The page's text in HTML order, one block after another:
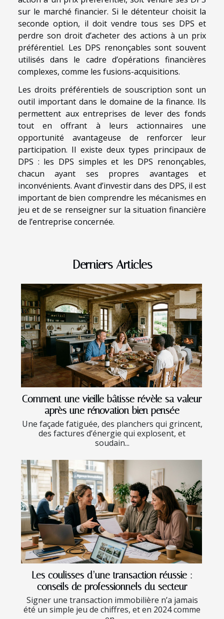
sur le marché financier. Si le détenteur choisit la
seconde option, il doit vendre tous ses DPS et
perdre son droit d’acheter des actions à un prix
préférentiel. Les DPS renonçables sont souvent
utilisés dans le cadre d’opérations financières
complexes, comme les fusions-acquisitions.
Les droits préférentiels de souscription sont un
outil important dans le domaine de la finance. Ils
permettent aux entreprises de lever des fonds
tout en offrant à leurs actionnaires une
opportunité avantageuse de renforcer leur
participation. Il existe deux types principaux de
DPS : les DPS simples et les DPS renonçables,
chacun ayant ses propres avantages et
inconvénients. Avant d’investir dans des DPS, il est
important de bien comprendre les mécanismes en
jeu et de se renseigner sur la situation financière
de l’entreprise concernée.
Derniers Articles
Comment une vieille bâtisse révèle sa valeur
après une rénovation bien pensée
Une façade fatiguée, des planchers qui grincent,
des factures d’énergie qui explosent, et
soudain...
Les coulisses d’une transaction réussie :
conseils de professionnels du secteur
Signer une transaction immobilière n’a jamais
été un simple jeu de chiffres, et en 2024 comme